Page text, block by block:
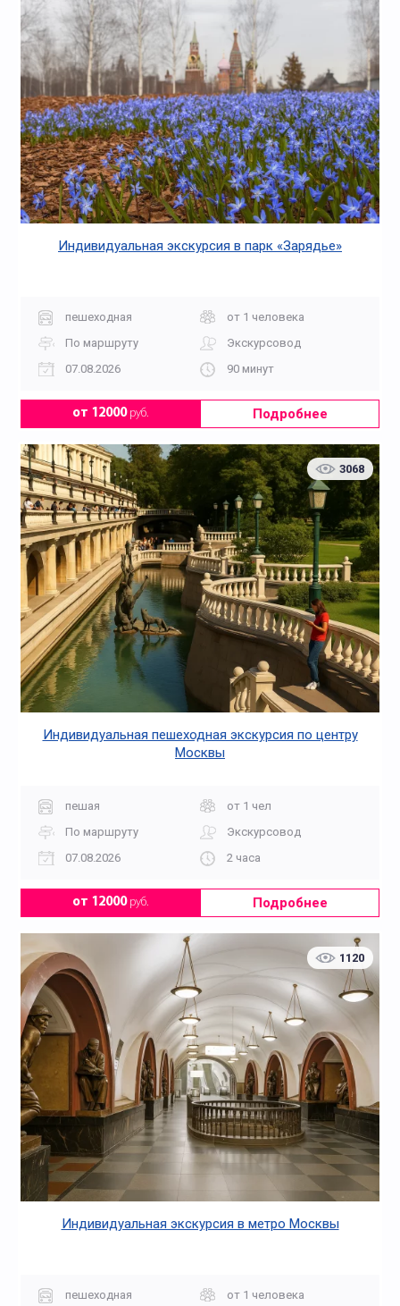
Индивидуальная экскурсия в парк «Зарядье»
пешеходная
от 1 человека
По маршруту
Экскурсовод
07.08.2026
90 минут
от 12000руб. Подробнее
3068
Индивидуальная пешеходная экскурсия по центру
Москвы
пешая
от 1 чел
По маршруту
Экскурсовод
07.08.2026
2 часа
от 12000руб. Подробнее
1120
Индивидуальная экскурсия в метро Москвы
пешеходная
от 1 человека